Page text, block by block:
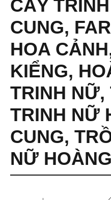
CÂY
CUNG,
HOA CẢNH
KIỂNG,
TRINH NỮ,
TRINH NỮ
CUNG,
NỮ